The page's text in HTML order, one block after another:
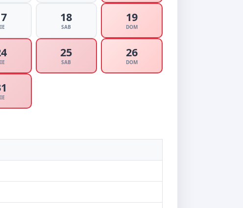
18
SAB
19
DOM
25
SAB
26
DOM